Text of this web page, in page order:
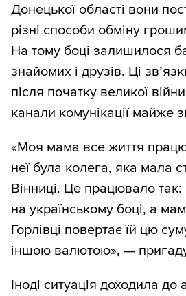
Донецької області вони
різні способи обміну
На тому боці залишилося
знайомих і друзів. Ці
після початку великої
канали комунікації майже
«Моя мама все життя
неї була колега, яка мала
Вінниці. Це працювало так:
на українському боці, а
Горлівці повертає їй цю
іншою валютою», —
Іноді ситуація доходила до